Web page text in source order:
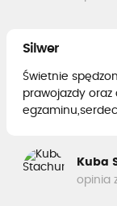
Silwer
Świetnie
prawojazdy oraz
Kuba
opinia